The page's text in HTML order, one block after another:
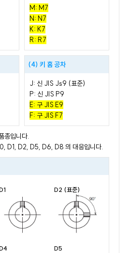
M: M7
N: N7
K: K7
R: R7
(4) 키 홈 공차
J: 신 JIS Js9 (표준)
P: 신 JIS P9
E: 구 JIS E9
F: 구 JIS F7
종입니다.
D1, D2, D5, D6, D8 의 대응입니다.
D2 (표준)
D5